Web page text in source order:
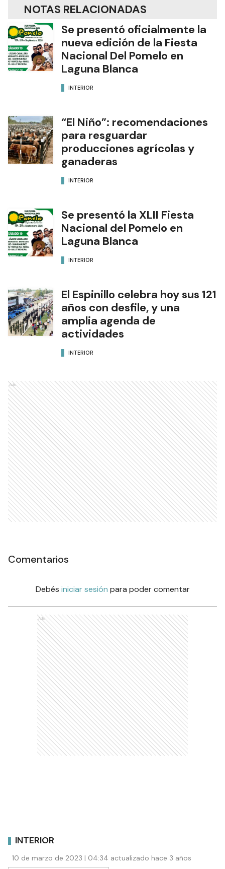
NOTAS RELACIONADAS
Se presentó oficialmente la
nueva edición de la Fiesta
Nacional Del Pomelo en
Laguna Blanca
INTERIOR
“El Niño”: recomendaciones
para resguardar
producciones agrícolas y
ganaderas
INTERIOR
Se presentó la XLII Fiesta
Nacional del Pomelo en
Laguna Blanca
INTERIOR
El Espinillo celebra hoy sus 121
años con desfile, y una
amplia agenda de
actividades
INTERIOR
Ads
Comentarios
Debés iniciar sesión para poder comentar
Ads
INTERIOR
10 de marzo de 2023 | 04:34 actualizado hace 3 años